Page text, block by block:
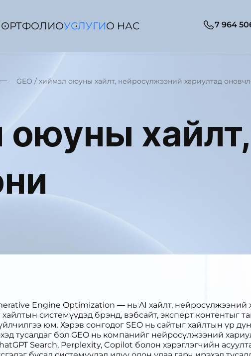
УСЛУГИО НАС 7 964
GEO / хиймэл оюуны хайлт, нейросүлжээний хариултад
оюуны хайлт,
хар
Engine Optimization — нь AI хайлт, нейросүлжээний
системүүдэд брэнд, вэбсайт, эксперт контентыг
юм. Хэрэв сонгодог SEO нь сайтыг хайлтын үр
тусалдаг бол GEO нь компанийг нейросүлжээний
Search, Perplexity, Copilot болон хэрэглэгчийн